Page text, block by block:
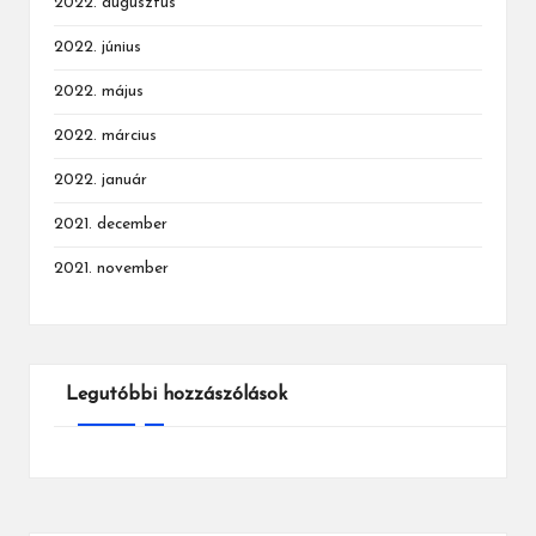
2022. június
2022. május
2022. március
2022. január
2021. december
2021. november
Legutóbbi hozzászólások